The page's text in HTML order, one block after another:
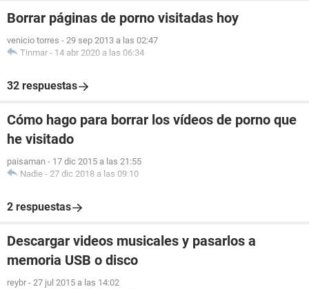
Borrar páginas de porno visitadas hoy
venicio torres - 29 sep 2013 a las 02:47
Tinmar - 14 abr 2020 a las 06:34
32 respuestas
Cómo hago para borrar los vídeos de porno que
he visitado
paisaman - 17 dic 2015 a las 21:55
Nadie - 27 dic 2018 a las 09:10
2 respuestas
Descargar videos musicales y pasarlos a
memoria USB o disco
reybr - 27 jul 2015 a las 14:02